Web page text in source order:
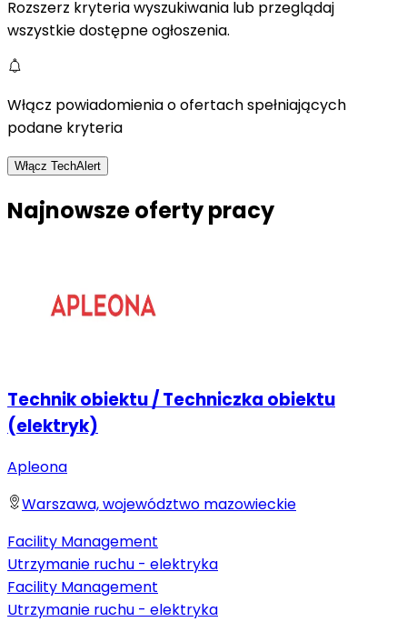
Rozszerz kryteria wyszukiwania lub przeglądaj
wszystkie dostępne ogłoszenia.
Włącz powiadomienia o ofertach spełniających
podane kryteria
Włącz TechAlert
Najnowsze oferty pracy
Technik obiektu / Techniczka obiektu
(elektryk)
Apleona
Warszawa, województwo mazowieckie
Facility Management
Utrzymanie ruchu - elektryka
Facility Management
Utrzymanie ruchu - elektryka